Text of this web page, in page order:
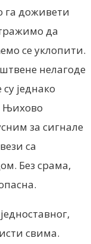
доживети
да
се уклопити.
нелагоде
једнако
Њихово
за сигнале
са
Без срама,
свима.